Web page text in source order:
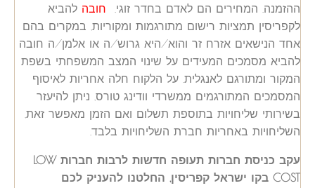
ההזמנה. המחירים הם לאדם בחדר זוגי. חובה להביא
לקפריסין תמציות רישום מתורגמות ומקוריות, במקרים בהם
אחד הנישאים אזרח זר והוא/היא גרוש/ה או אלמן/ה חובה
להביא מסמכים המעידים על שינוי המצב המשפחתי בשפת
המקור ומתורגם לאנגלית. על הלקוח חלה אחריות לאיסוף
המסמכים המתורגמים ממשרדי וודינג טורס, ניתן להיעזר
בשירותי שליחויות בתוספת תשלום ואם הזמן מאפשר זאת,
השליחויות באחריות חברת השליחויות בלבד.
עקב כניסת חברות תעופה חדשות לרבות חברות LOW
COST בקו ישראל קפריסין, החלטנו להעניק לכם